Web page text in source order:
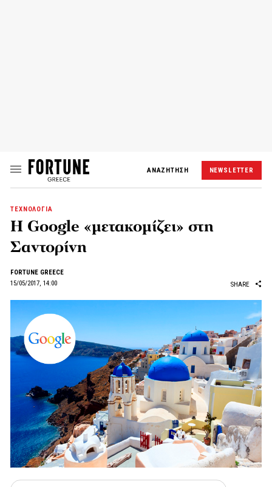
ΑΝΑΖΗΤΗΣΗ NEWSLETTER
ΤΕΧΝΟΛΟΓΙΑ
Η Google «μετακομίζει» στη
Σαντορίνη
FORTUNE GREECE
15/05/2017, 14:00
SHARE